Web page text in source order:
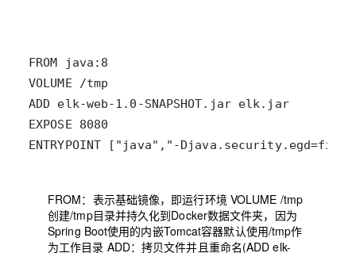
ADD elk-web-1.0-SNAPSHOT.jar elk.jar
ENTRYPOINT ["java","-
FROM：表示基础镜像，即运行环境 VOLUME /tmp
创建/tmp目录并持久化到Docker数据文件夹，因为
Spring Boot使用的内嵌Tomcat容器默认使用/tmp作
为工作目录 ADD：拷贝文件并且重命名(ADD elk-